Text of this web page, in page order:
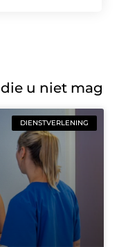
die u niet mag
DIENSTVERLENING